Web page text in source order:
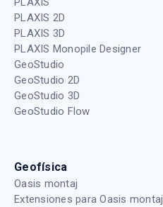
PLAXIS 2D
PLAXIS 3D
PLAXIS Monopile Designer
GeoStudio
GeoStudio 2D
GeoStudio 3D
GeoStudio Flow
Geofísica
Oasis montaj
Extensiones para Oasis montaj